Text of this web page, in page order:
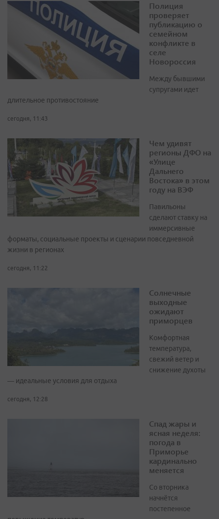
Полиция
проверяет
публикацию о
семейном
конфликте в
селе
Новороссия
Между бывшими
супругами идет
длительное противостояние
сегодня, 11:43
Чем удивят
регионы ДФО на
«Улице
Дальнего
Востока» в этом
году на ВЭФ
Павильоны
сделают ставку на
иммерсивные
форматы, социальные проекты и сценарии повседневной
жизни в регионах
сегодня, 11:22
Солнечные
выходные
ожидают
приморцев
Комфортная
температура,
свежий ветер и
снижение духоты
— идеальные условия для отдыха
сегодня, 12:28
Спад жары и
ясная неделя:
погода в
Приморье
кардинально
меняется
Со вторника
начнётся
постепенное